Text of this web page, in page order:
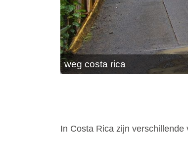
weg costa rica
In Costa Rica zijn